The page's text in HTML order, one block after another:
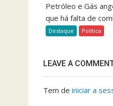
Petróleo e Gás
que há falta de
Destaque Política
LEAVE A
Tem de iniciar a